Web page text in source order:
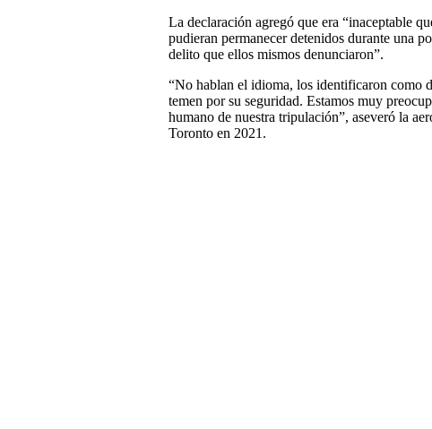
La declaración agregó que era “inaceptable
pudieran permanecer detenidos durante una
delito que ellos mismos denunciaron”.
“No hablan el idioma, los identificaron como
temen por su seguridad. Estamos muy
humano de nuestra tripulación”, aseveró la
Toronto en 2021.